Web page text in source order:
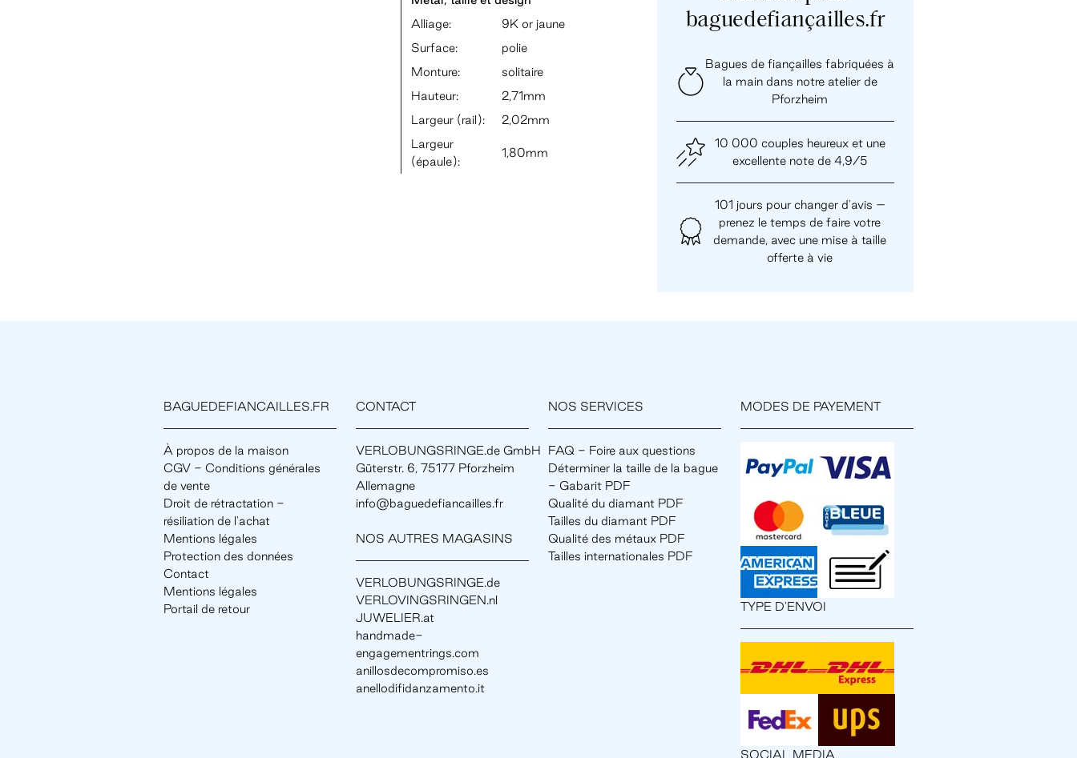
Alliage:
9K or jaune
Surface:
polie
Monture:
solitaire
Hauteur:
2,71mm
Largeur (rail):
2,02mm
Largeur
(épaule):
1,80mm
baguedefiançailles.fr
Bagues de fiançailles fabriquées à
la main dans notre atelier de
Pforzheim
10 000 couples heureux et une
excellente note de 4,9/5
101 jours pour changer d'avis –
prenez le temps de faire votre
demande, avec une mise à taille
offerte à vie
BAGUEDEFIANCAILLES.FR
À propos de la maison
CGV - Conditions générales
de vente
Droit de rétractation -
résiliation de l'achat
Mentions légales
Protection des données
Contact
Mentions légales
Portail de retour
CONTACT
VERLOBUNGSRINGE.de GmbH
Güterstr. 6, 75177 Pforzheim
Allemagne
info@baguedefiancailles.fr
NOS AUTRES MAGASINS
VERLOBUNGSRINGE.de
VERLOVINGSRINGEN.nl
JUWELIER.at
handmade-
engagementrings.com
anillosdecompromiso.es
anellodifidanzamento.it
NOS SERVICES
FAQ - Foire aux questions
Déterminer la taille de la bague
- Gabarit PDF
Qualité du diamant PDF
Tailles du diamant PDF
Qualité des métaux PDF
Tailles internationales PDF
MODES DE PAYEMENT
TYPE D'ENVOI
SOCIAL MEDIA